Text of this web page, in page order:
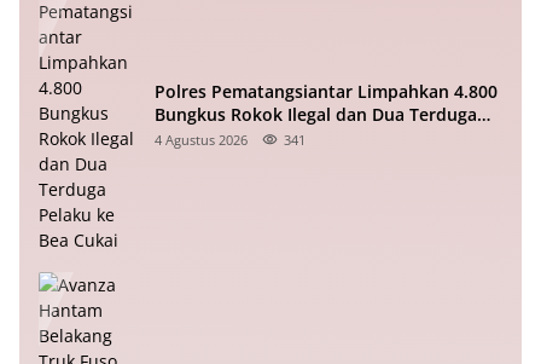
Polres Pematangsiantar Limpahkan 4.800
Bungkus Rokok Ilegal dan Dua Terduga
Pelaku ke Bea Cukai
4 Agustus 2026 341